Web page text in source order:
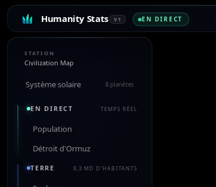
Humanity Stats V1 EN DIRECT
STATION
Civilization Map
Système solaire 8 planètes
EN DIRECT TEMPS RÉEL
Population
Détroit d'Ormuz
TERRE 8,3 MD D'HABITANTS